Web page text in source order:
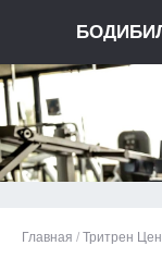
Главная / Тритрен